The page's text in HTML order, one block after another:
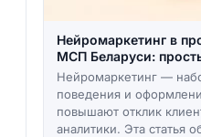
Нейромаркетинг в
МСП Беларуси:
Нейромаркетинг —
поведения и
повышают отклик
аналитики. Эта статья